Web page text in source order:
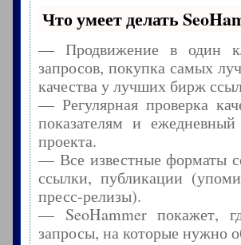
Что умеет делать
— Продвижение в один
запросов, покупка самых
качества у лучших бирж
— Регулярная проверка
показателям и ежедневный
проекта.
— Все известные форматы
ссылки, публикации
пресс-релизы).
— SeoHammer покажет,
запросы, на которые нужно